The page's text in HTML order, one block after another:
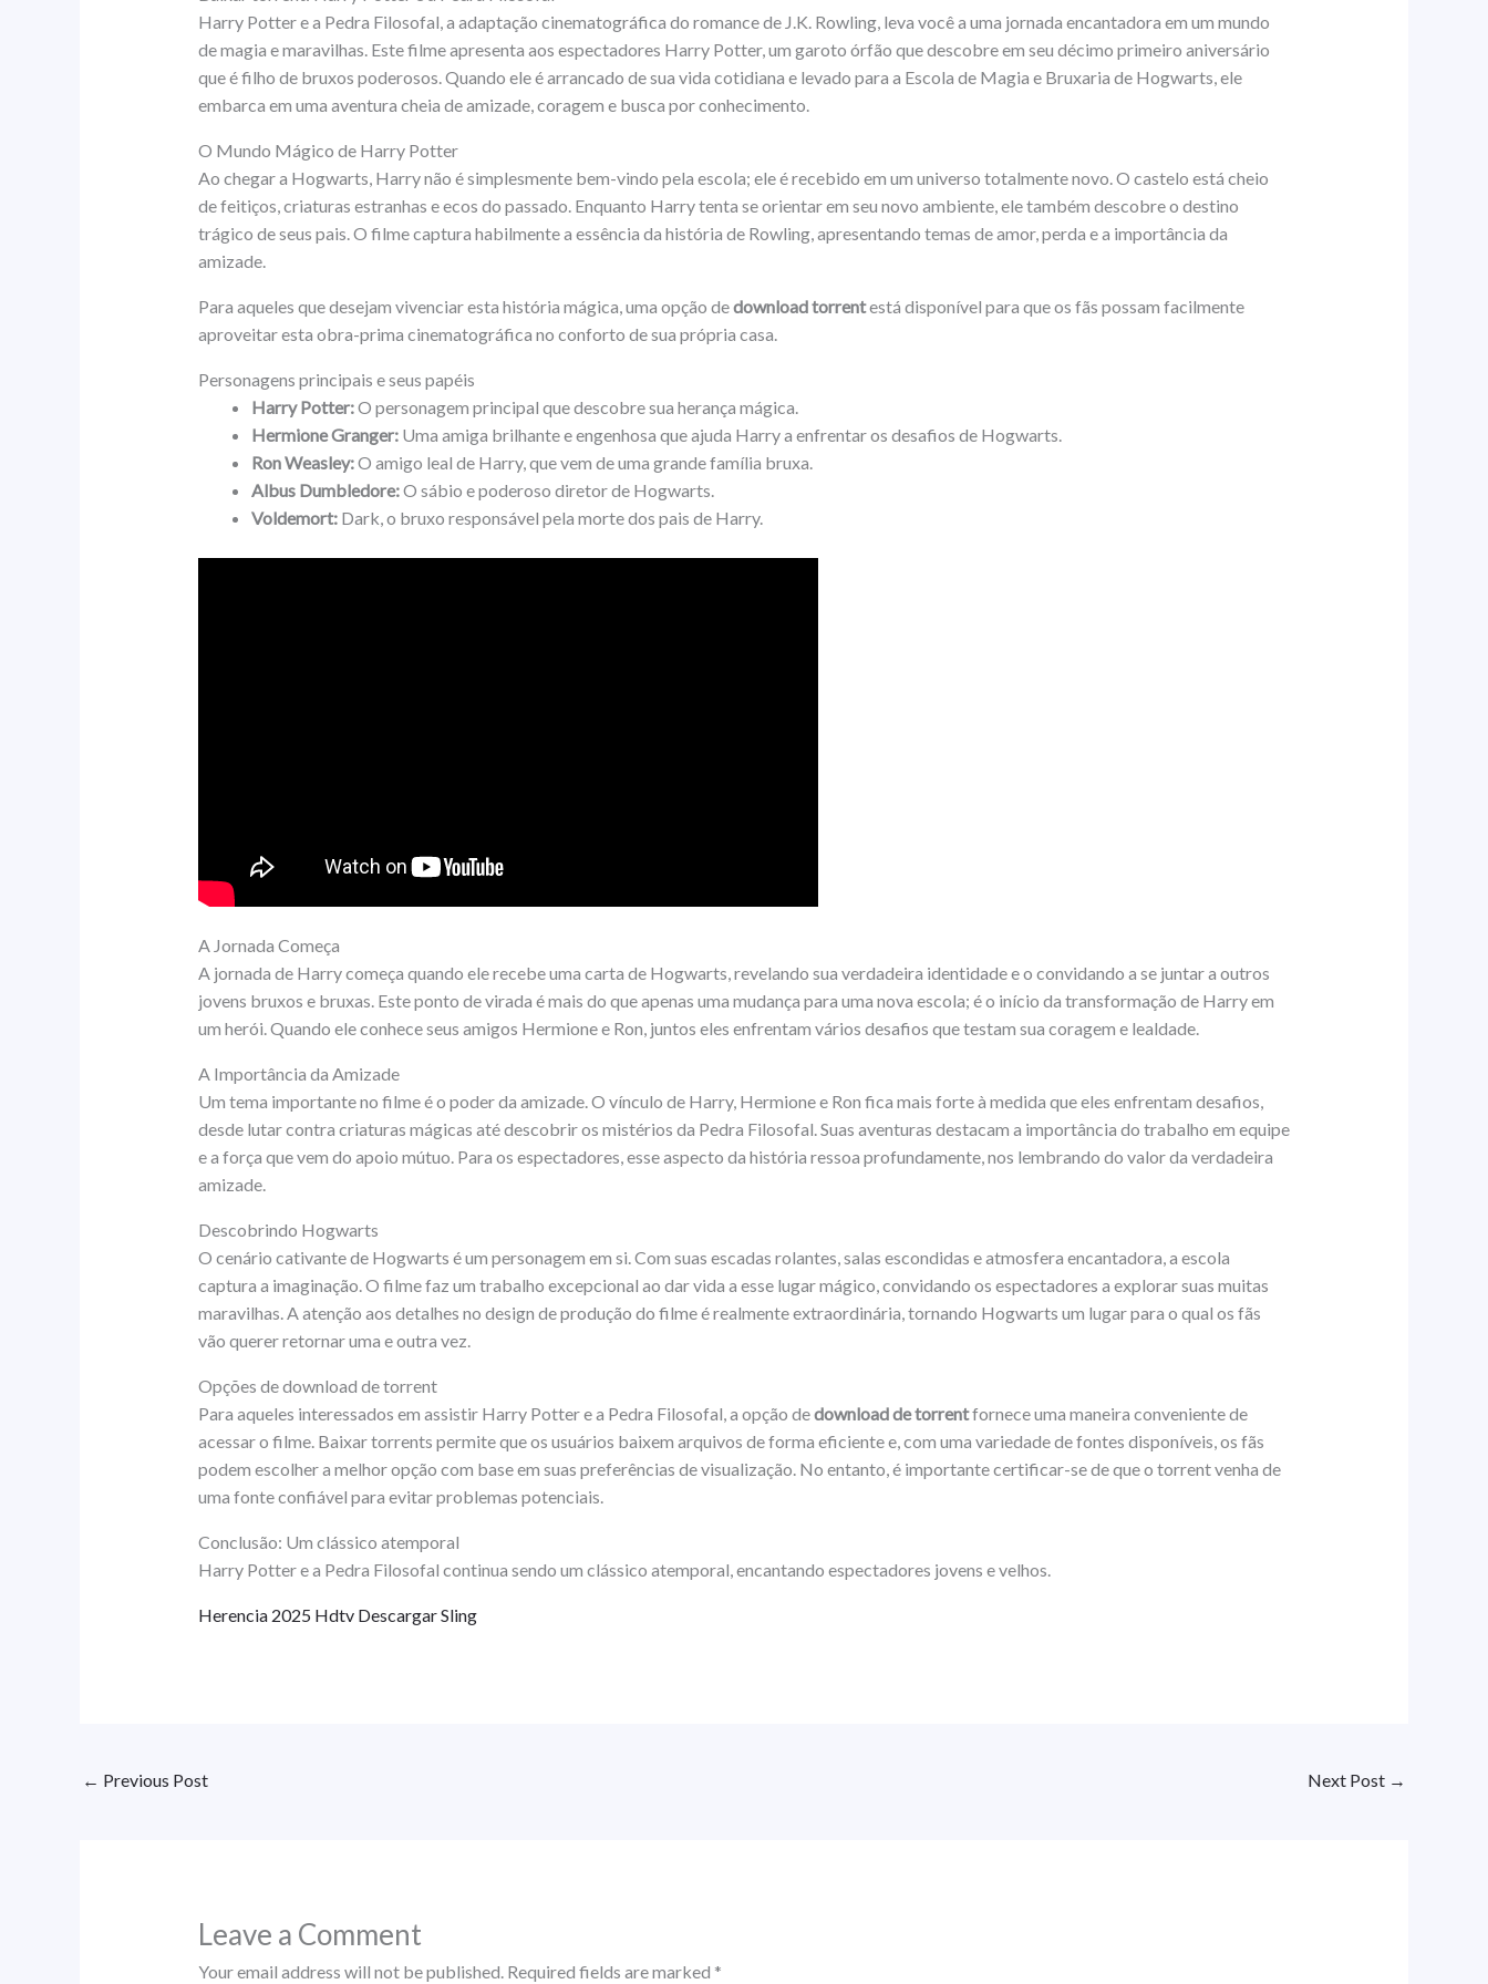
Harry Potter e a Pedra Filosofal, a adaptação cinematográfica do romance de J.K. Rowling, leva você a uma jornada encantadora em um mundo
de magia e maravilhas. Este filme apresenta aos espectadores Harry Potter, um garoto órfão que descobre em seu décimo primeiro aniversário
que é filho de bruxos poderosos. Quando ele é arrancado de sua vida cotidiana e levado para a Escola de Magia e Bruxaria de Hogwarts, ele
embarca em uma aventura cheia de amizade, coragem e busca por conhecimento.
O Mundo Mágico de Harry Potter
Ao chegar a Hogwarts, Harry não é simplesmente bem-vindo pela escola; ele é recebido em um universo totalmente novo. O castelo está cheio
de feitiços, criaturas estranhas e ecos do passado. Enquanto Harry tenta se orientar em seu novo ambiente, ele também descobre o destino
trágico de seus pais. O filme captura habilmente a essência da história de Rowling, apresentando temas de amor, perda e a importância da
amizade.
Para aqueles que desejam vivenciar esta história mágica, uma opção dedownload torrentestá disponível para que os fãs possam facilmente
aproveitar esta obra-prima cinematográfica no conforto de sua própria casa.
Personagens principais e seus papéis
Harry Potter:O personagem principal que descobre sua herança mágica.
Hermione Granger:Uma amiga brilhante e engenhosa que ajuda Harry a enfrentar os desafios de Hogwarts.
Ron Weasley:O amigo leal de Harry, que vem de uma grande família bruxa.
Albus Dumbledore:O sábio e poderoso diretor de Hogwarts.
Voldemort:Dark, o bruxo responsável pela morte dos pais de Harry.
A Jornada Começa
A jornada de Harry começa quando ele recebe uma carta de Hogwarts, revelando sua verdadeira identidade e o convidando a se juntar a outros
jovens bruxos e bruxas. Este ponto de virada é mais do que apenas uma mudança para uma nova escola; é o início da transformação de Harry em
um herói. Quando ele conhece seus amigos Hermione e Ron, juntos eles enfrentam vários desafios que testam sua coragem e lealdade.
A Importância da Amizade
Um tema importante no filme é o poder da amizade. O vínculo de Harry, Hermione e Ron fica mais forte à medida que eles enfrentam desafios,
desde lutar contra criaturas mágicas até descobrir os mistérios da Pedra Filosofal. Suas aventuras destacam a importância do trabalho em equipe
e a força que vem do apoio mútuo. Para os espectadores, esse aspecto da história ressoa profundamente, nos lembrando do valor da verdadeira
amizade.
Descobrindo Hogwarts
O cenário cativante de Hogwarts é um personagem em si. Com suas escadas rolantes, salas escondidas e atmosfera encantadora, a escola
captura a imaginação. O filme faz um trabalho excepcional ao dar vida a esse lugar mágico, convidando os espectadores a explorar suas muitas
maravilhas. A atenção aos detalhes no design de produção do filme é realmente extraordinária, tornando Hogwarts um lugar para o qual os fãs
vão querer retornar uma e outra vez.
Opções de download de torrent
Para aqueles interessados ​​em assistir Harry Potter e a Pedra Filosofal, a opção dedownload de torrentfornece uma maneira conveniente de
acessar o filme. Baixar torrents permite que os usuários baixem arquivos de forma eficiente e, com uma variedade de fontes disponíveis, os fãs
podem escolher a melhor opção com base em suas preferências de visualização. No entanto, é importante certificar-se de que o torrent venha de
uma fonte confiável para evitar problemas potenciais.
Conclusão: Um clássico atemporal
Harry Potter e a Pedra Filosofal continua sendo um clássico atemporal, encantando espectadores jovens e velhos.
Herencia 2025 Hdtv Descargar Sling
← Previous Post Next Post →
Leave a Comment
Your email address will not be published. Required fields are marked *